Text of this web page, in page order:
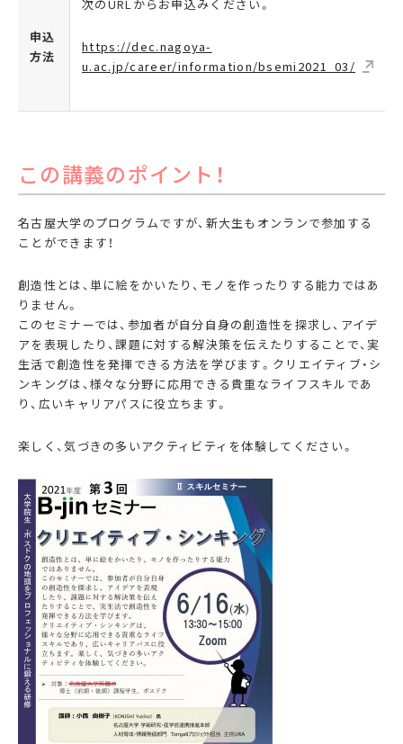
申込
方法
次のURLからお申込みください。
https://dec.nagoya-
u.ac.jp/career/information/bsemi2021_03/
この講義のポイント！
名古屋大学のプログラムですが、新大生もオンランで参加する
ことができます！
創造性とは、単に絵をかいたり、モノを作ったりする能力ではあ
りません。
このセミナーでは、参加者が自分自身の創造性を探求し、アイデ
アを表現したり、課題に対する解決策を伝えたりすることで、実
生活で創造性を発揮できる方法を学びます。クリエイティブ・シ
ンキングは、様々な分野に応用できる貴重なライフスキルであ
り、広いキャリアパスに役立ちます。
楽しく、気づきの多いアクティビティを体験してください。